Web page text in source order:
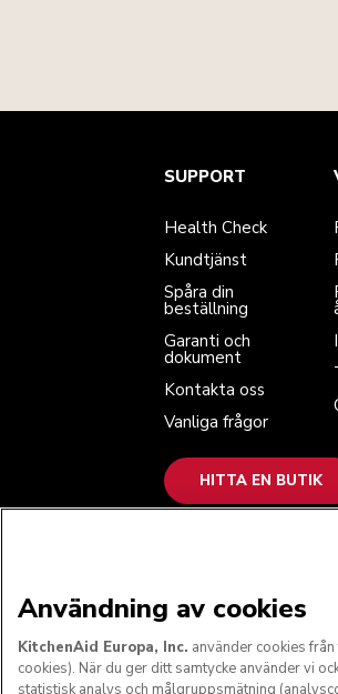
Health Check
Kundtjänst
Kontakta oss
Regler och villkor
Frakt och leverans
Varumärket
Vår historia
Hitta en butik
SUPPORT
Health Check
Kundtjänst
Spåra din
beställning
Garanti och
dokument
Kontakta oss
Vanliga frågor
HITTA EN BUTIK
Användning av cookies
KitchenAid Europa, Inc. använder cookies
cookies). När du ger ditt samtycke använder vi
statistisk analys och målgruppsmätning